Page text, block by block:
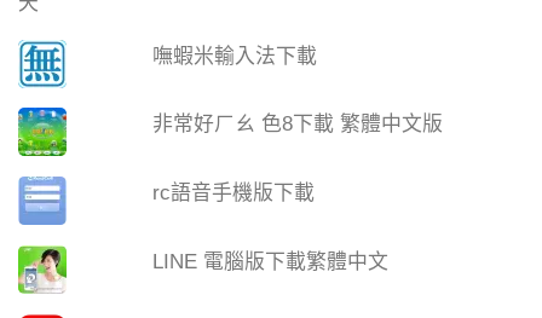
嘸蝦米輸入法下載
非常好ㄏㄠ 色8下載 繁體中文版
rc語音手機版下載
LINE 電腦版下載繁體中文